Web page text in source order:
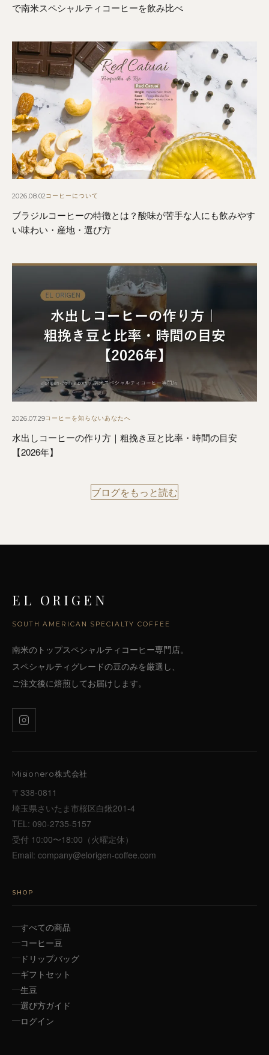
で南米スペシャルティコーヒーを飲み比べ
2026.08.02コーヒーについて
ブラジルコーヒーの特徴とは？酸味が苦手な人にも飲みやす
い味わい・産地・選び方
2026.07.29コーヒーを知らないあなたへ
水出しコーヒーの作り方｜粗挽き豆と比率・時間の目安
【2026年】
ブログをもっと読む
EL ORIGEN
SOUTH AMERICAN SPECIALTY COFFEE
南米のトップスペシャルティコーヒー専門店。
スペシャルティグレードの豆のみを厳選し、
ご注文後に焙煎してお届けします。
Misionero株式会社
〒338-0811
埼玉県さいたま市桜区白鍬201-4
TEL: 090-2735-5157
受付 10:00〜18:00（火曜定休）
Email: company@elorigen-coffee.com
SHOP
すべての商品
コーヒー豆
ドリップバッグ
ギフトセット
生豆
選び方ガイド
ログイン